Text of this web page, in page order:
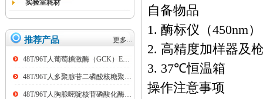
实验室耗材
推荐产品 更多...
48T/96T人葡萄糖激酶（GCK）ELISA kit
48T/96T人多聚腺苷二磷酸核糖聚合酶（PARP）ELISA kit
48T/96T人胸腺嘧啶核苷磷酸化酶（TP）ELISA kit
自备物品
1. 酶标仪（450nm）
2. 高精度加样器及
3. 37℃恒温箱
操作注意事项